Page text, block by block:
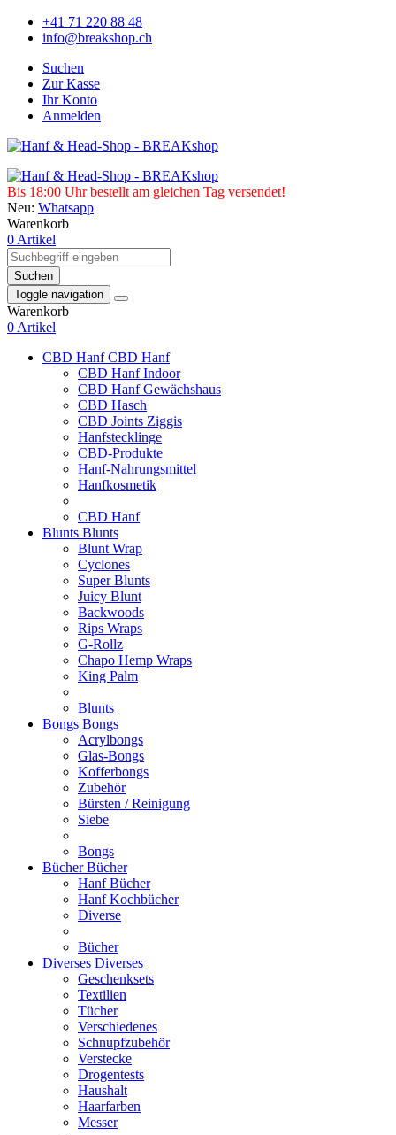
+41 71 220 88 48
info@breakshop.ch
Suchen
Zur Kasse
Ihr Konto
Anmelden
Bis 18:00 Uhr bestellt am gleichen Tag versendet!
Neu: Whatsapp
Warenkorb
0 Artikel
Suchen
Toggle navigation
Warenkorb
0 Artikel
CBD HanfCBD Hanf
CBD Hanf Indoor
CBD Hanf Gewächshaus
CBD Hasch
CBD Joints Ziggis
Hanfstecklinge
CBD-Produkte
Hanf-Nahrungsmittel
Hanfkosmetik
CBD Hanf
Blunts Blunts
Blunt Wrap
Cyclones
Super Blunts
Juicy Blunt
Backwoods
Rips Wraps
G-Rollz
Chapo Hemp Wraps
King Palm
Blunts
Bongs Bongs
Acrylbongs
Glas-Bongs
Kofferbongs
Zubehör
Bürsten / Reinigung
Siebe
Bongs
BücherBücher
Hanf Bücher
Hanf Kochbücher
Diverse
Bücher
Diverses Diverses
Geschenksets
Textilien
Tücher
Verschiedenes
Schnupfzubehör
Verstecke
Drogentests
Haushalt
Haarfarben
Messer